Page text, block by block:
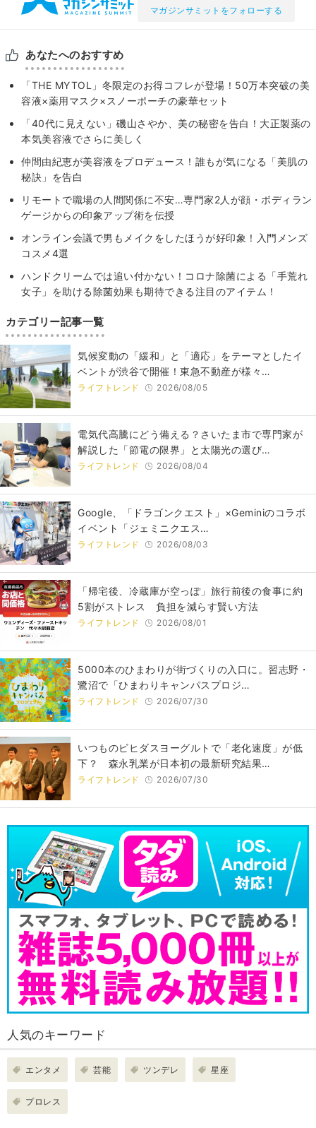
マガジンサミットをフォローする
あなたへのおすすめ
「THE MYTOL」冬限定のお得コフレが登場！50万本突破の美
容液×薬用マスク×スノーポーチの豪華セット
「40代に見えない」磯山さやか、美の秘密を告白！大正製薬の
本気美容液でさらに美しく
仲間由紀恵が美容液をプロデュース！誰もが気になる「美肌の
秘訣」を告白
リモートで職場の人間関係に不安…専門家2人が顔・ボディラン
ゲージからの印象アップ術を伝授
オンライン会議で男もメイクをしたほうが好印象！入門メンズ
コスメ4選
ハンドクリームでは追い付かない！コロナ除菌による「手荒れ
女子」を助ける除菌効果も期待できる注目のアイテム！
カテゴリー記事一覧
気候変動の「緩和」と「適応」をテーマとしたイ
ベントが渋谷で開催！東急不動産が様々…
ライフトレンド 2026/08/05
電気代高騰にどう備える？さいたま市で専門家が
解説した「節電の限界」と太陽光の選び…
ライフトレンド 2026/08/04
Google、「ドラゴンクエスト」×Geminiのコラボ
イベント「ジェミニクエス…
ライフトレンド 2026/08/03
「帰宅後、冷蔵庫が空っぽ」旅行前後の食事に約
5割がストレス 負担を減らす賢い方法
ライフトレンド 2026/08/01
5000本のひまわりが街づくりの入口に。習志野・
鷺沼で「ひまわりキャンパスプロジ…
ライフトレンド 2026/07/30
いつものビヒダスヨーグルトで「老化速度」が低
下？ 森永乳業が日本初の最新研究結果…
ライフトレンド 2026/07/30
人気のキーワード
エンタメ 芸能 ツンデレ 星座
プロレス